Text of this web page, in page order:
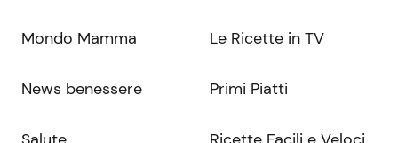
Mondo Mamma
News benessere
Le Ricette in TV
Primi Piatti